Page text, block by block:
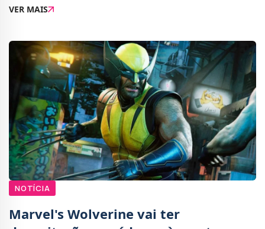
jogadores.De acordo com uma imagem a circular
VER MAIS
NOTÍCIA
Marvel's Wolverine vai ter